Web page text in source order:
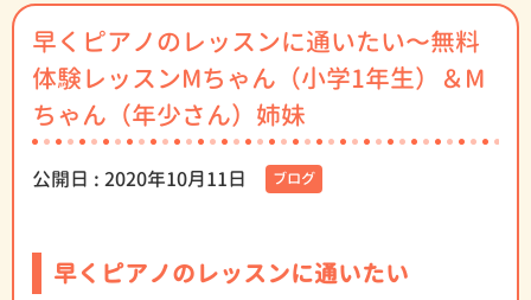
早くピアノのレッスンに通いたい〜無料
体験レッスンMちゃん（小学1年生）＆M
ちゃん（年少さん）姉妹
公開日 : 2020年10月11日 ブログ
早くピアノのレッスンに通いたい